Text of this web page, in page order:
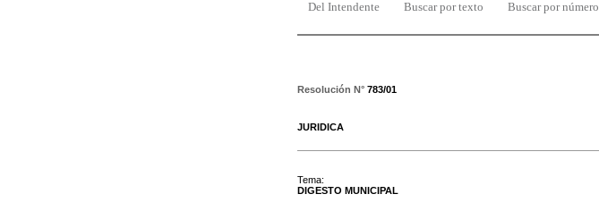
Del Intendente Buscar por texto Buscar por número
Resolución N° 783/01
JURIDICA
Tema:
DIGESTO MUNICIPAL